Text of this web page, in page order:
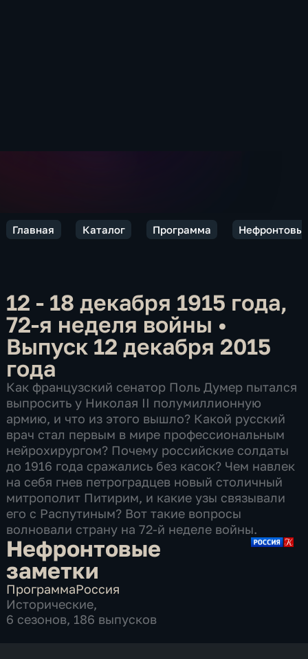
Главная Каталог Программа
12 - 18 декабря 1915 года,
72-я неделя войны •
Выпуск 12 декабря 2015
года
Как французский сенатор Поль Думер пытался
выпросить у Николая II полумиллионную
армию, и что из этого вышло? Какой русский
врач стал первым в мире профессиональным
нейрохирургом? Почему российские солдаты
до 1916 года сражались без касок? Чем навлек
на себя гнев петроградцев новый столичный
митрополит Питирим, и какие узы связывали
его с Распутиным? Вот такие вопросы
волновали страну на 72-й неделе войны.
Нефронтовые
заметки
ПрограммаРоссия
Исторические,
6 сезонов, 186 выпусков